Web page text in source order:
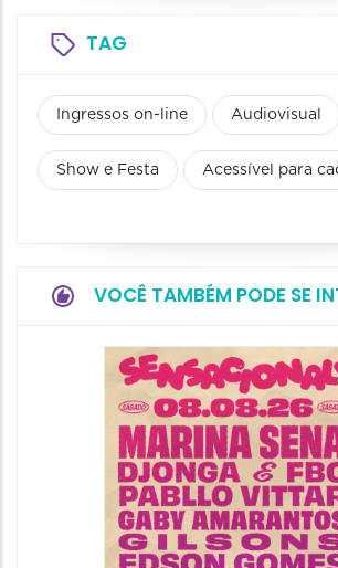
TAG
Ingressos on-line Audiovisual
Show e Festa Acessível para
VOCÊ TAMBÉM PODE SE